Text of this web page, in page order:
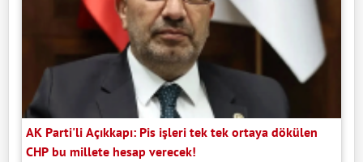
AK Parti'li Açıkkapı: Pis işleri tek tek ortaya dökülen
CHP bu millete hesap verecek!